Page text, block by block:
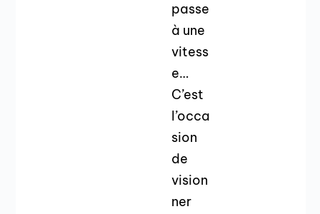
passe
à une
vitess
e…
C’est
l’occa
sion
de
vision
ner